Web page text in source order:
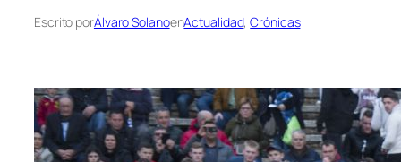
Escrito porÁlvaro SolanoenActualidad, Crónicas